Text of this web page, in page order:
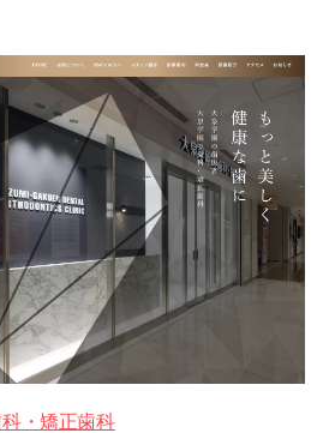
・矯正歯科